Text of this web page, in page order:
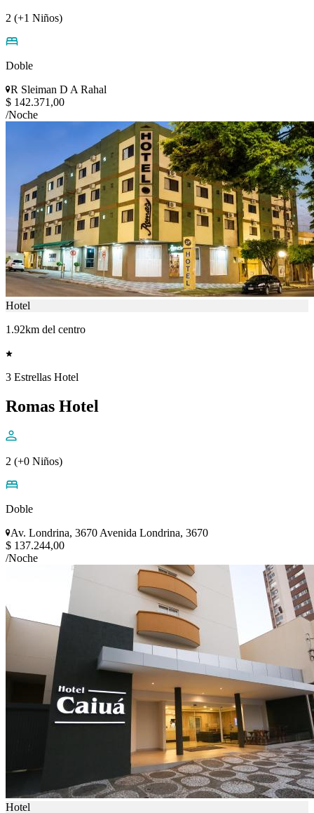
2 (+1 Niños)
Doble
R Sleiman D A Rahal
$ 142.371,00
/Noche
Hotel
1.92km del centro
3 Estrellas Hotel
Romas Hotel
2 (+0 Niños)
Doble
Av. Londrina, 3670 Avenida Londrina, 3670
$ 137.244,00
/Noche
Hotel